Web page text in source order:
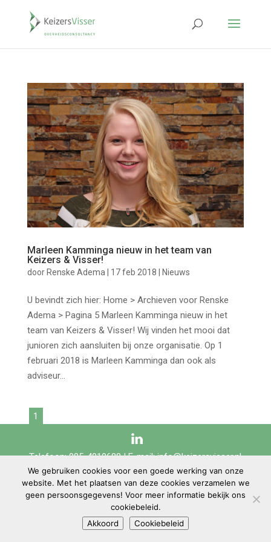
Marleen Kamminga nieuw in het team van
Keizers & Visser!
door Renske Adema 17 feb 2018 Nieuws
U bevindt zich hier: Home > Archieven voor Renske
Adema > Pagina 5 Marleen Kamminga nieuw in het
team van Keizers & Visser! Wij vinden het mooi dat
junioren zich aansluiten bij onze organisatie. Op 1
februari 2018 is Marleen Kamminga dan ook als
adviseur...
1
Telefoon: 085-4010688 | E-mail:info@keizersvisser.nl
Keizers & Visser | Copyright © 2020 |Sitemap | Privacyverklaring
Cookiebeleid
Webdesign:Vindingrijck
We gebruiken cookies voor een goede werking van onze
website. Met het plaatsen van deze cookies verzamelen we
geen persoonsgegevens! Voor meer informatie bekijk ons
cookiebeleid.
Akkoord
Cookiebeleid